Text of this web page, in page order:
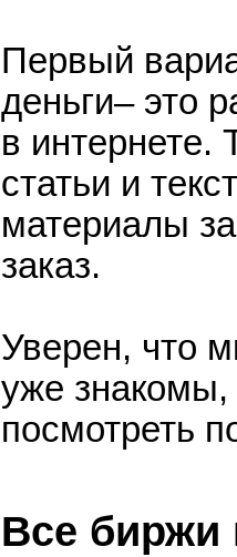
Первый
деньги– это
в интернете.
статьи и
материалы
заказ.
Уверен, что
уже знакомы,
посмотреть
Все биржи